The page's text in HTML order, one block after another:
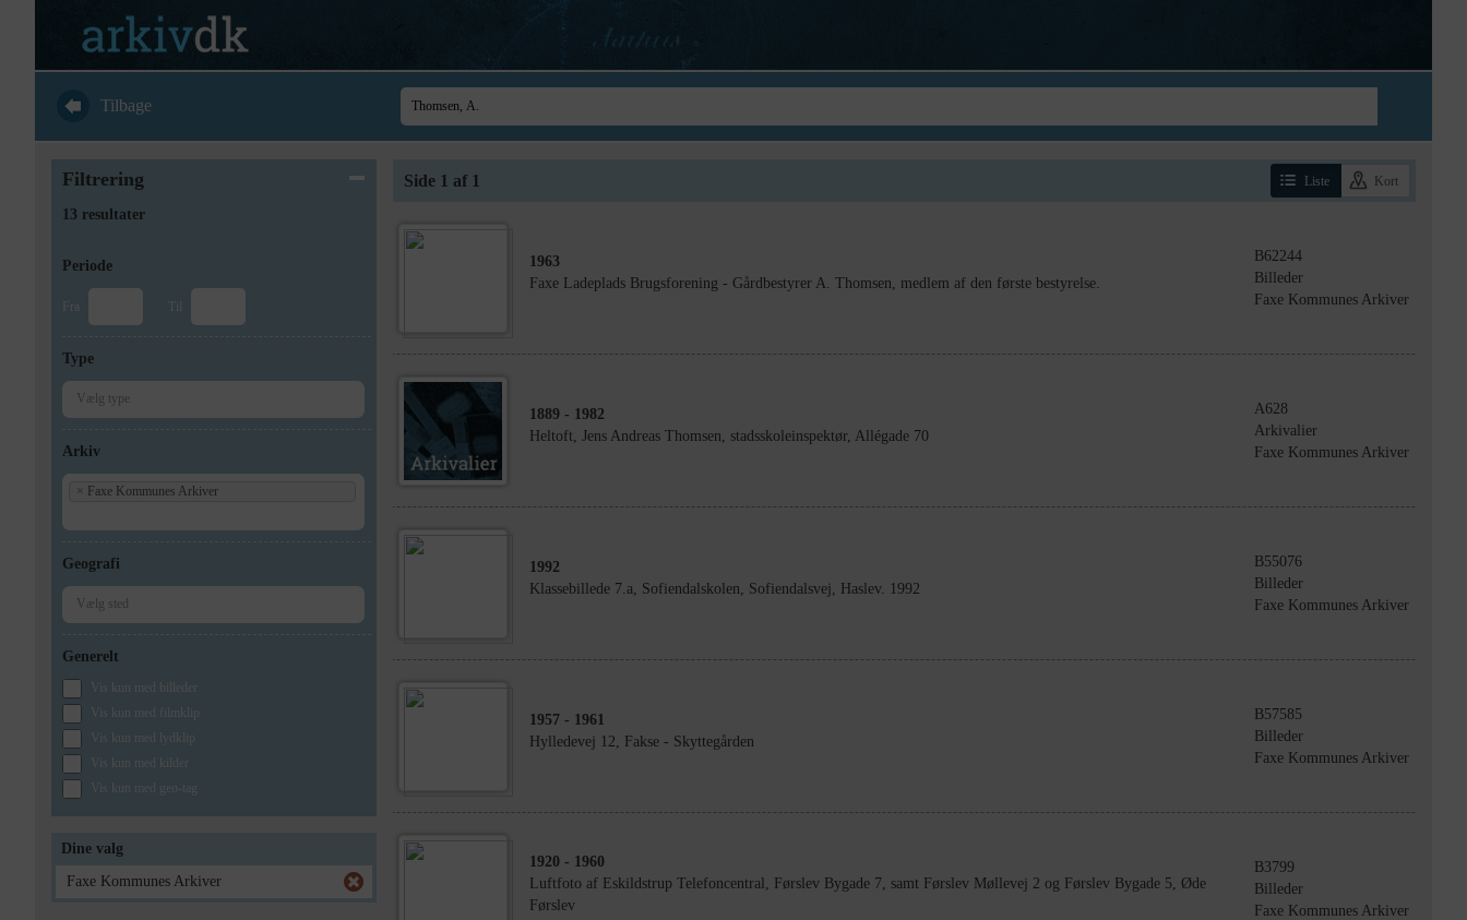
Tilbage
Filtrering
13 resultater
Periode
Fra Til
Type
Arkiv
× Faxe Kommunes Arkiver
Geografi
Generelt
Vis kun med billeder
Vis kun med filmklip
Vis kun med lydklip
Vis kun med kilder
Vis kun med geo-tag
Dine valg
Faxe Kommunes Arkiver
Side 1 af 1 Liste Kort
1963
Faxe Ladeplads Brugsforening - Gårdbestyrer A. Thomsen, medlem af den første bestyrelse.
B62244
Billeder
Faxe Kommunes Arkiver
1889 - 1982
Heltoft, Jens Andreas Thomsen, stadsskoleinspektør, Allégade 70
A628
Arkivalier
Faxe Kommunes Arkiver
1992
Klassebillede 7.a, Sofiendalskolen, Sofiendalsvej, Haslev. 1992
B55076
Billeder
Faxe Kommunes Arkiver
1957 - 1961
Hylledevej 12, Fakse - Skyttegården
B57585
Billeder
Faxe Kommunes Arkiver
1920 - 1960
Luftfoto af Eskildstrup Telefoncentral, Førslev Bygade 7, samt Førslev Møllevej 2 og Førslev Bygade 5, Øde
Førslev
B3799
Billeder
Faxe Kommunes Arkiver